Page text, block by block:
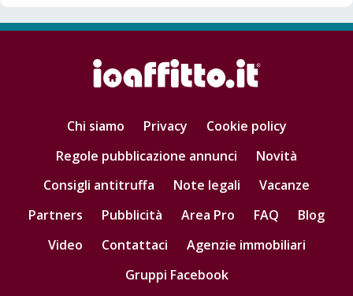
Chi siamo Privacy
Cookie policy
Regole pubblicazione annunci
Novità
Consigli antitruffa
Note legali
Vacanze
Partners
Pubblicità Area Pro FAQ
Blog
Video
Contattaci
Agenzie immobiliari
Gruppi Facebook